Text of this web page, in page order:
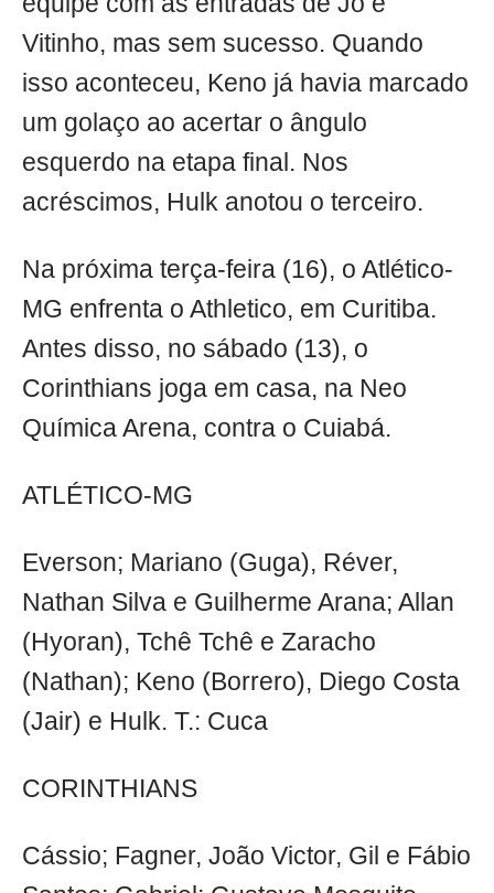
Vitinho, mas sem sucesso. Quando
isso aconteceu, Keno já havia marcado
um golaço ao acertar o ângulo
esquerdo na etapa final. Nos
acréscimos, Hulk anotou o terceiro.
Na próxima terça-feira (16), o Atlético-
MG enfrenta o Athletico, em Curitiba.
Antes disso, no sábado (13), o
Corinthians joga em casa, na Neo
Química Arena, contra o Cuiabá.
ATLÉTICO-MG
Everson; Mariano (Guga), Réver,
Nathan Silva e Guilherme Arana; Allan
(Hyoran), Tchê Tchê e Zaracho
(Nathan); Keno (Borrero), Diego Costa
(Jair) e Hulk. T.: Cuca
CORINTHIANS
Cássio; Fagner, João Victor, Gil e Fábio